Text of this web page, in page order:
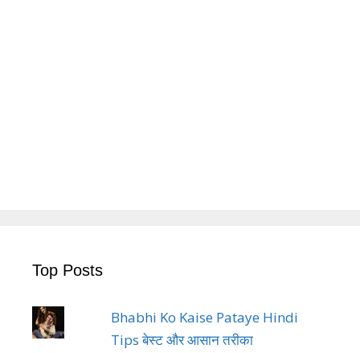
Top Posts
Bhabhi Ko Kaise Pataye Hindi
Tips बेस्ट और आसान तरीका